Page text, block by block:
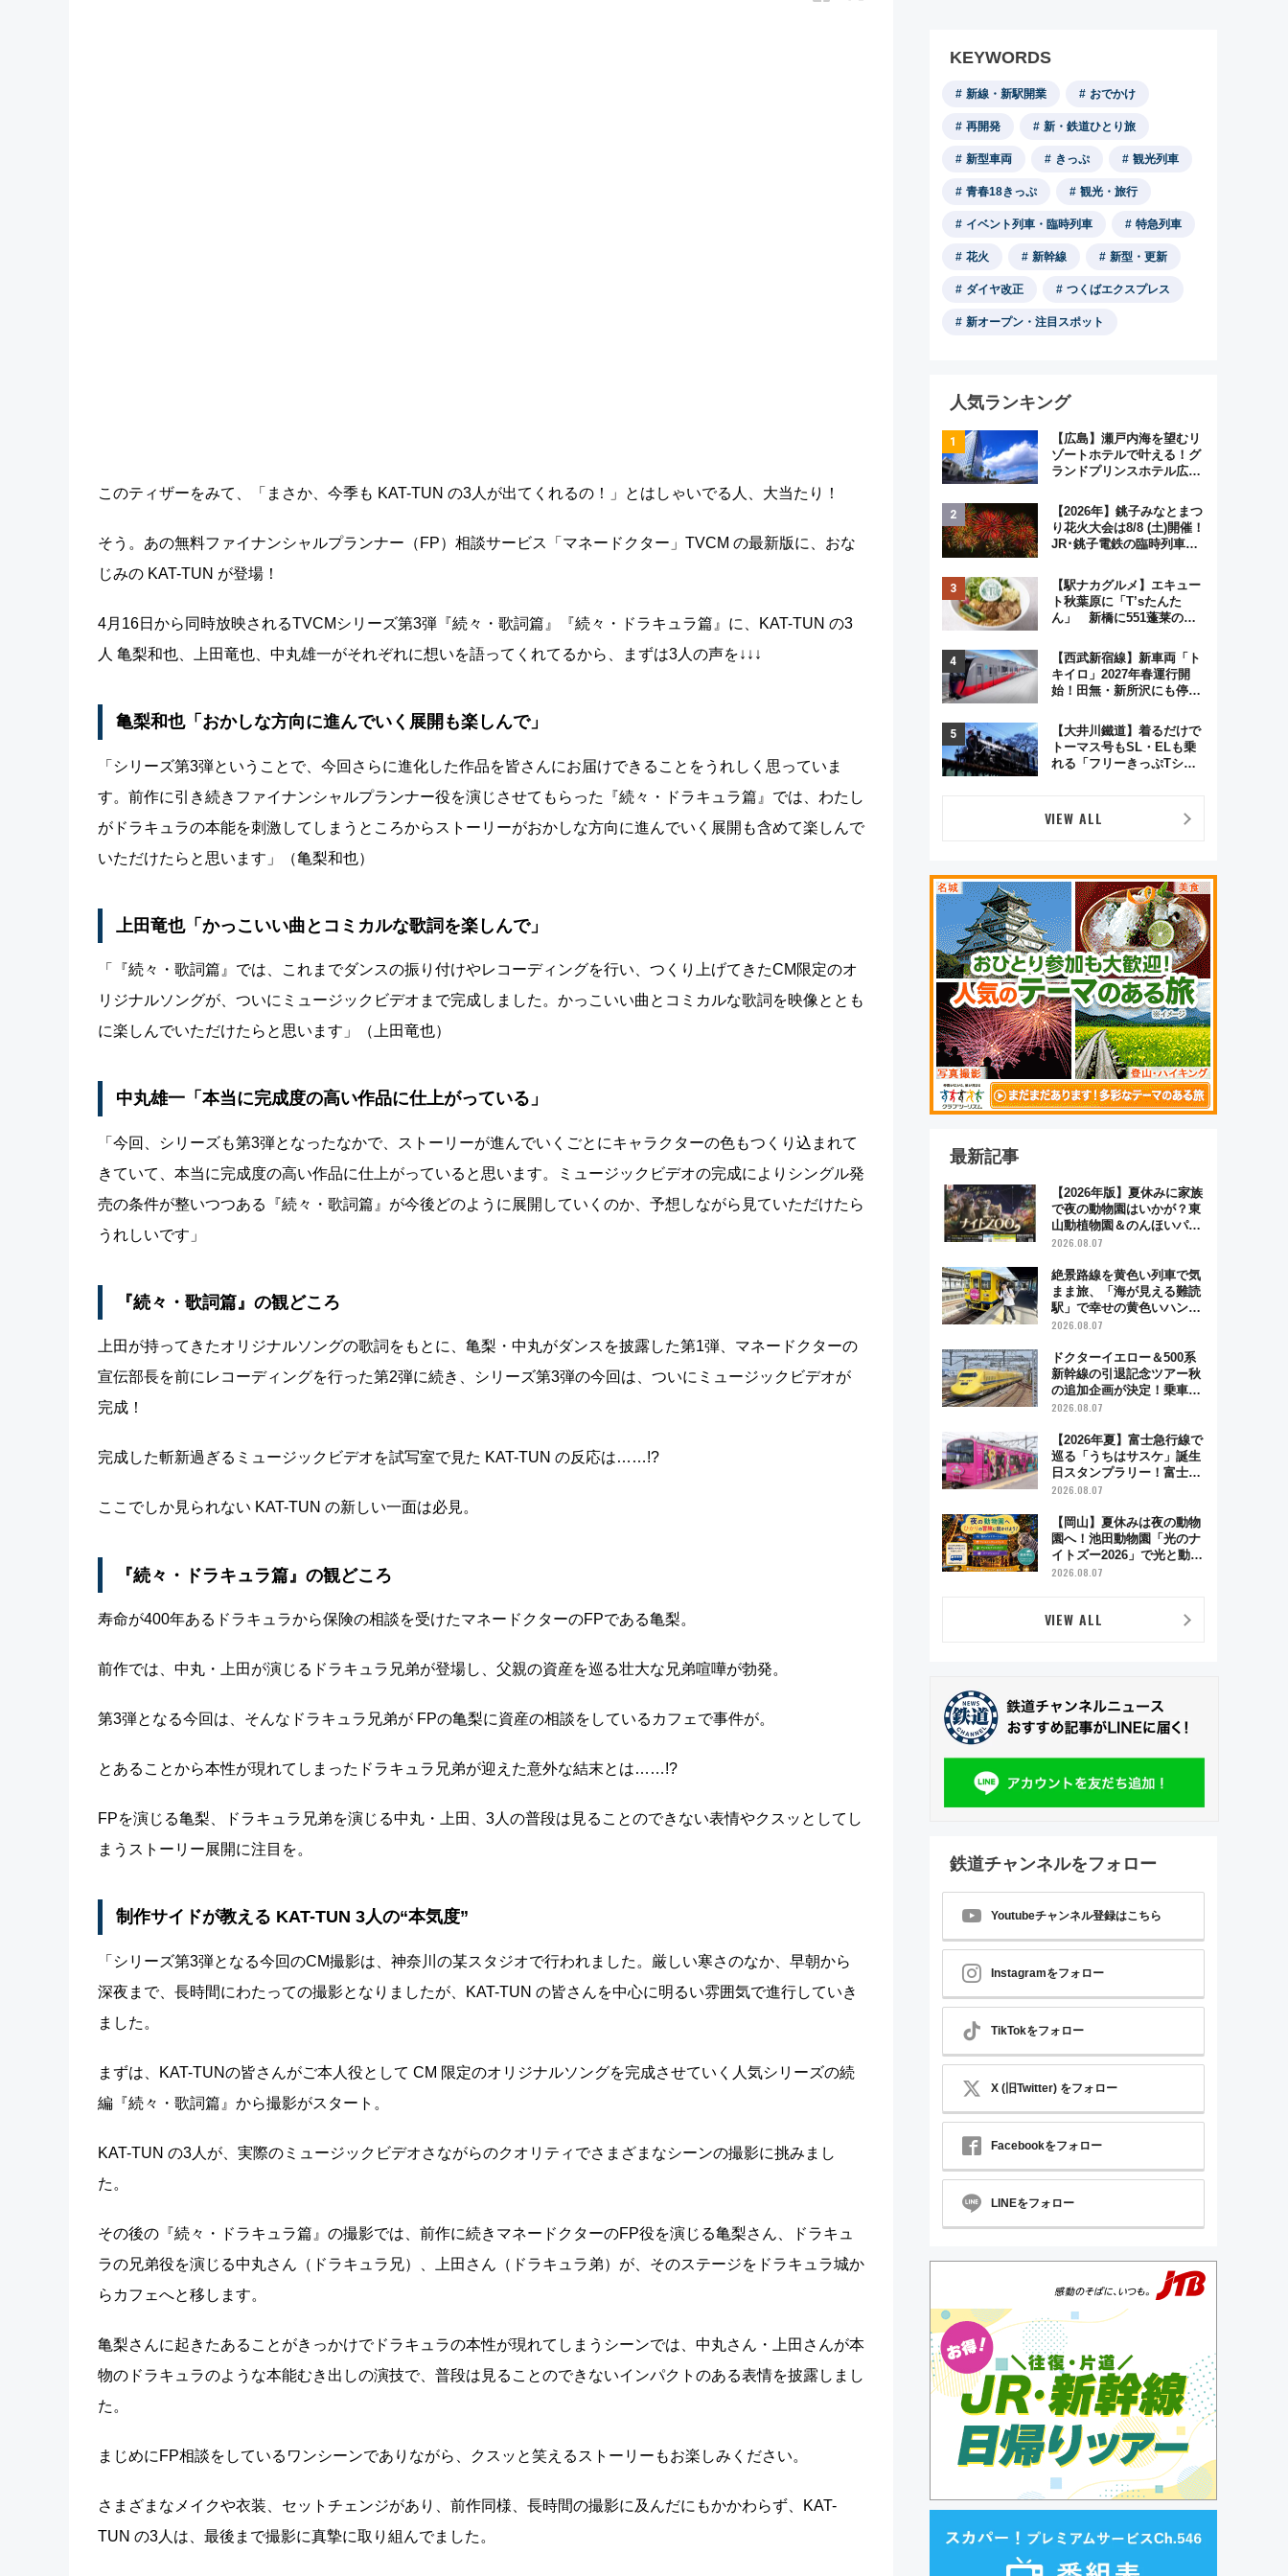
このティザーをみて、「まさか、今季も KAT-TUN の3人が出てくれるの！」とはしゃいでる人、大当たり！
そう。あの無料ファイナンシャルプランナー（FP）相談サービス「マネードクター」TVCM の最新版に、おな
じみの KAT-TUN が登場！
4月16日から同時放映されるTVCMシリーズ第3弾『続々・歌詞篇』『続々・ドラキュラ篇』に、KAT-TUN の3
人 亀梨和也、上田竜也、中丸雄一がそれぞれに想いを語ってくれてるから、まずは3人の声を↓↓↓
亀梨和也「おかしな方向に進んでいく展開も楽しんで」
「シリーズ第3弾ということで、今回さらに進化した作品を皆さんにお届けできることをうれしく思っていま
す。前作に引き続きファイナンシャルプランナー役を演じさせてもらった『続々・ドラキュラ篇』では、わたし
がドラキュラの本能を刺激してしまうところからストーリーがおかしな方向に進んでいく展開も含めて楽しんで
いただけたらと思います」（亀梨和也）
上田竜也「かっこいい曲とコミカルな歌詞を楽しんで」
「『続々・歌詞篇』では、これまでダンスの振り付けやレコーディングを行い、つくり上げてきたCM限定のオ
リジナルソングが、ついにミュージックビデオまで完成しました。かっこいい曲とコミカルな歌詞を映像ととも
に楽しんでいただけたらと思います」（上田竜也）
中丸雄一「本当に完成度の高い作品に仕上がっている」
「今回、シリーズも第3弾となったなかで、ストーリーが進んでいくごとにキャラクターの色もつくり込まれて
きていて、本当に完成度の高い作品に仕上がっていると思います。ミュージックビデオの完成によりシングル発
売の条件が整いつつある『続々・歌詞篇』が今後どのように展開していくのか、予想しながら見ていただけたら
うれしいです」
『続々・歌詞篇』の観どころ
上田が持ってきたオリジナルソングの歌詞をもとに、亀梨・中丸がダンスを披露した第1弾、マネードクターの
宣伝部長を前にレコーディングを行った第2弾に続き、シリーズ第3弾の今回は、ついにミュージックビデオが
完成！
完成した斬新過ぎるミュージックビデオを試写室で見た KAT-TUN の反応は……!?
ここでしか見られない KAT-TUN の新しい一面は必見。
『続々・ドラキュラ篇』の観どころ
寿命が400年あるドラキュラから保険の相談を受けたマネードクターのFPである亀梨。
前作では、中丸・上田が演じるドラキュラ兄弟が登場し、父親の資産を巡る壮大な兄弟喧嘩が勃発。
第3弾となる今回は、そんなドラキュラ兄弟が FPの亀梨に資産の相談をしているカフェで事件が。
とあることから本性が現れてしまったドラキュラ兄弟が迎えた意外な結末とは……!?
FPを演じる亀梨、ドラキュラ兄弟を演じる中丸・上田、3人の普段は見ることのできない表情やクスッとしてし
まうストーリー展開に注目を。
制作サイドが教える KAT-TUN 3人の“本気度”
「シリーズ第3弾となる今回のCM撮影は、神奈川の某スタジオで行われました。厳しい寒さのなか、早朝から
深夜まで、長時間にわたっての撮影となりましたが、KAT-TUN の皆さんを中心に明るい雰囲気で進行していき
ました。
まずは、KAT-TUNの皆さんがご本人役として CM 限定のオリジナルソングを完成させていく人気シリーズの続
編『続々・歌詞篇』から撮影がスタート。
KAT-TUN の3人が、実際のミュージックビデオさながらのクオリティでさまざまなシーンの撮影に挑みまし
た。
その後の『続々・ドラキュラ篇』の撮影では、前作に続きマネードクターのFP役を演じる亀梨さん、ドラキュ
ラの兄弟役を演じる中丸さん（ドラキュラ兄）、上田さん（ドラキュラ弟）が、そのステージをドラキュラ城か
らカフェへと移します。
亀梨さんに起きたあることがきっかけでドラキュラの本性が現れてしまうシーンでは、中丸さん・上田さんが本
物のドラキュラのような本能むき出しの演技で、普段は見ることのできないインパクトのある表情を披露しまし
た。
まじめにFP相談をしているワンシーンでありながら、クスッと笑えるストーリーもお楽しみください。
さまざまなメイクや衣装、セットチェンジがあり、前作同様、長時間の撮影に及んだにもかかわらず、KAT-
TUN の3人は、最後まで撮影に真摯に取り組んでました。
KEYWORDS
新線・新駅開業 おでかけ
再開発 新・鉄道ひとり旅
新型車両 きっぷ 観光列車
青春18きっぷ 観光・旅行
イベント列車・臨時列車 特急列車
花火 新幹線 新型・更新
ダイヤ改正 つくばエクスプレス
新オープン・注目スポット
人気ランキング
【広島】瀬戸内海を望むリ
ゾートホテルで叶える！グ
ランドプリンスホテル広島
ジュアルパーティープラン
【2026年】銚子みなとまつ
り花火大会は8/8 (土)開催！
JR･銚子電鉄の臨時列車や
く8,000発の大迫力＆屋台
を満喫
【駅ナカグルメ】エキュー
ト秋葉原に「T’sたんた
ん」 新橋に551蓬莱の
オムライス専門店「肉とた
まご」新グルメ続々登場！
【2026年8月】
【西武新宿線】新車両「ト
キイロ」2027年春運行開
始！田無・新所沢にも停
弾」も
【大井川鐵道】着るだけで
トーマス号もSL・ELも乗
れる「フリーきっぷTシャ
VIEW ALL
最新記事
【2026年版】夏休みに家族
で夜の動物園はいかが？東
山動植物園＆のんほいパー
ク「ナイトZOO」開催情報
2026.08.07
絶景路線を黄色い列車で気
まま旅、「海が見える難読
駅」で幸せの黄色いハンカ
チに願いを 「新・鉄道ひ
「島原鉄道」
2026.08.07
ドクターイエロー＆500系
新幹線の引退記念ツアー秋
の追加企画が決定！乗車体
験やグッズ・ホテル情報ま
2026.08.07
【2026年夏】富士急行線で
巡る「うちはサスケ」誕生
日スタンプラリー！富士急
ハイランド限定グルメ＆グ
2026.08.07
【岡山】夏休みは夜の動物
園へ！池田動物園「光のナ
イトズー2026」で光と動物
が彩る特別な夜
2026.08.07
VIEW ALL
鉄道チャンネルをフォロー
Youtubeチャンネル登録はこちら
Instagramをフォロー
TikTokをフォロー
X (旧Twitter) をフォロー
Facebookをフォロー
LINEをフォロー